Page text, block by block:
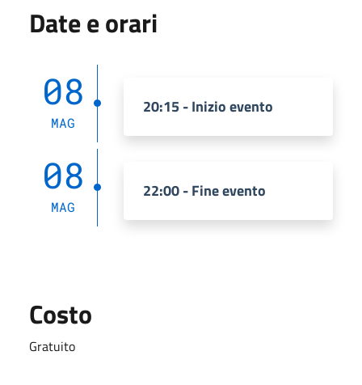
Date e orari
08
MAG
20:15 - Inizio evento
08
MAG
22:00 - Fine evento
Costo
Gratuito